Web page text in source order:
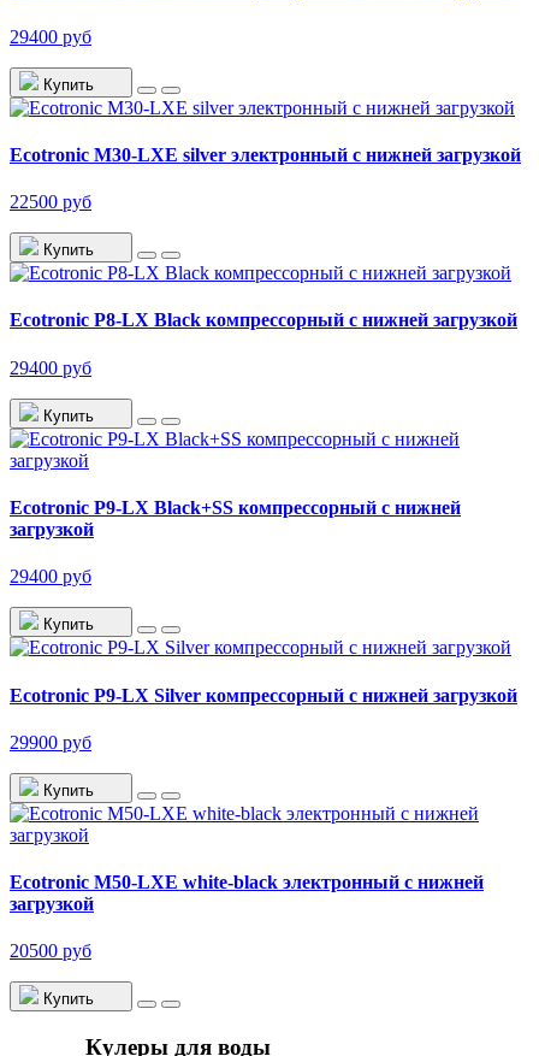
29400 руб
Купить
Ecotronic M30-LXE silver электронный с нижней загрузкой
22500 руб
Купить
Ecotronic P8-LX Black компрессорный с нижней загрузкой
29400 руб
Купить
Ecotronic P9-LX Black+SS компрессорный с нижней
загрузкой
29400 руб
Купить
Ecotronic P9-LX Silver компрессорный с нижней загрузкой
29900 руб
Купить
Ecotronic M50-LXE white-black электронный с нижней
загрузкой
20500 руб
Купить
Кулеры для воды